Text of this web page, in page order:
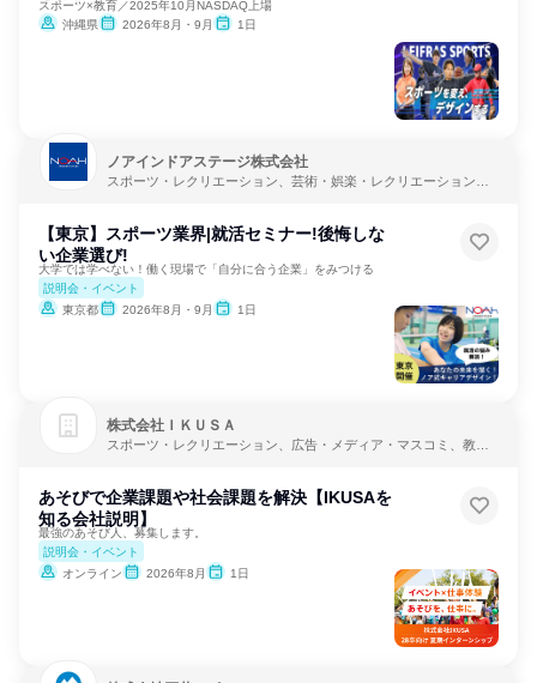
スポーツ×教育／2025年10月NASDAQ上場
沖縄県
2026年8月・9月 1日
ノアインドアステージ株式会社
スポーツ・レクリエーション、芸術・娯楽・レクリエーション、
【東京】スポーツ業界|就活セミナー!後悔しな
い企業選び!
大学では学べない！働く現場で「自分に合う企業」をみつける
説明会・イベント
東京都
2026年8月・9月 1日
株式会社ＩＫＵＳＡ
スポーツ・レクリエーション、広告・メディア・マスコミ、教育
あそびで企業課題や社会課題を解決【IKUSAを
知る会社説明】
最強のあそび人、募集します。
説明会・イベント
オンライン
2026年8月 1日